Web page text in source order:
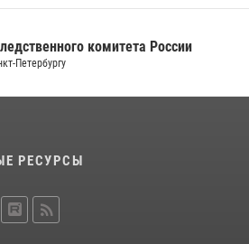
комитета России
Петербургу
РЕСУРСЫ